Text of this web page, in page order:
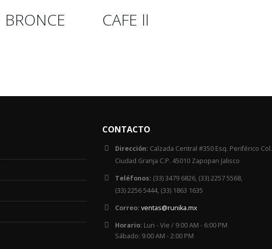
BRONCE CAFE ll
CONTACTO
Dirección: Calzada Central #350 Esq. Periférico Col.
Ciudad Granja C.P. 45010 Zapopan Jalisco
Teléfonos: (33) 3479 6826, (33) 2257 5568,
(33) 2256 5444, (33) 1863 1635
Correo: ventas@runika.mx
Horario: Lun - Vie / 9:00 AM - 6:00 PM
Sábado: 9:00 AM - 2:00 PM